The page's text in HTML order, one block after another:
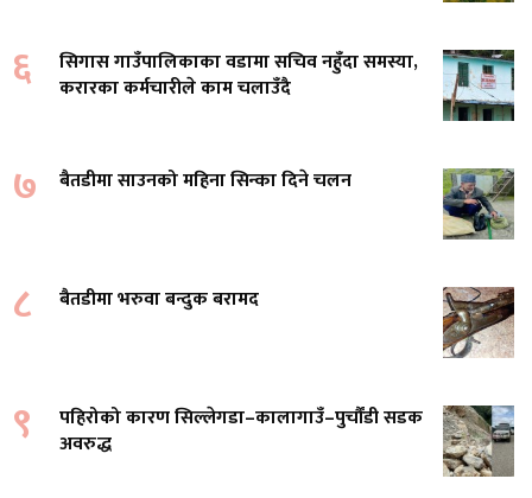
६
सिगास गाउँपालिकाका वडामा सचिव नहुँदा समस्या,
करारका कर्मचारीले काम चलाउँदै
७ बैतडीमा साउनको महिना सिन्का दिने चलन
८ बैतडीमा भरुवा बन्दुक बरामद
९
पहिरोको कारण सिल्लेगडा–कालागाउँ–पुर्चौंडी सडक
अवरुद्ध